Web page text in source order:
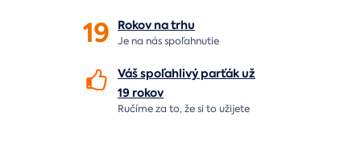
19 Rokov natrhu
Je na násspoľahnutie
Váš spoľahlivý parťák už
19 rokov
Ručíme za to,že si to užijete